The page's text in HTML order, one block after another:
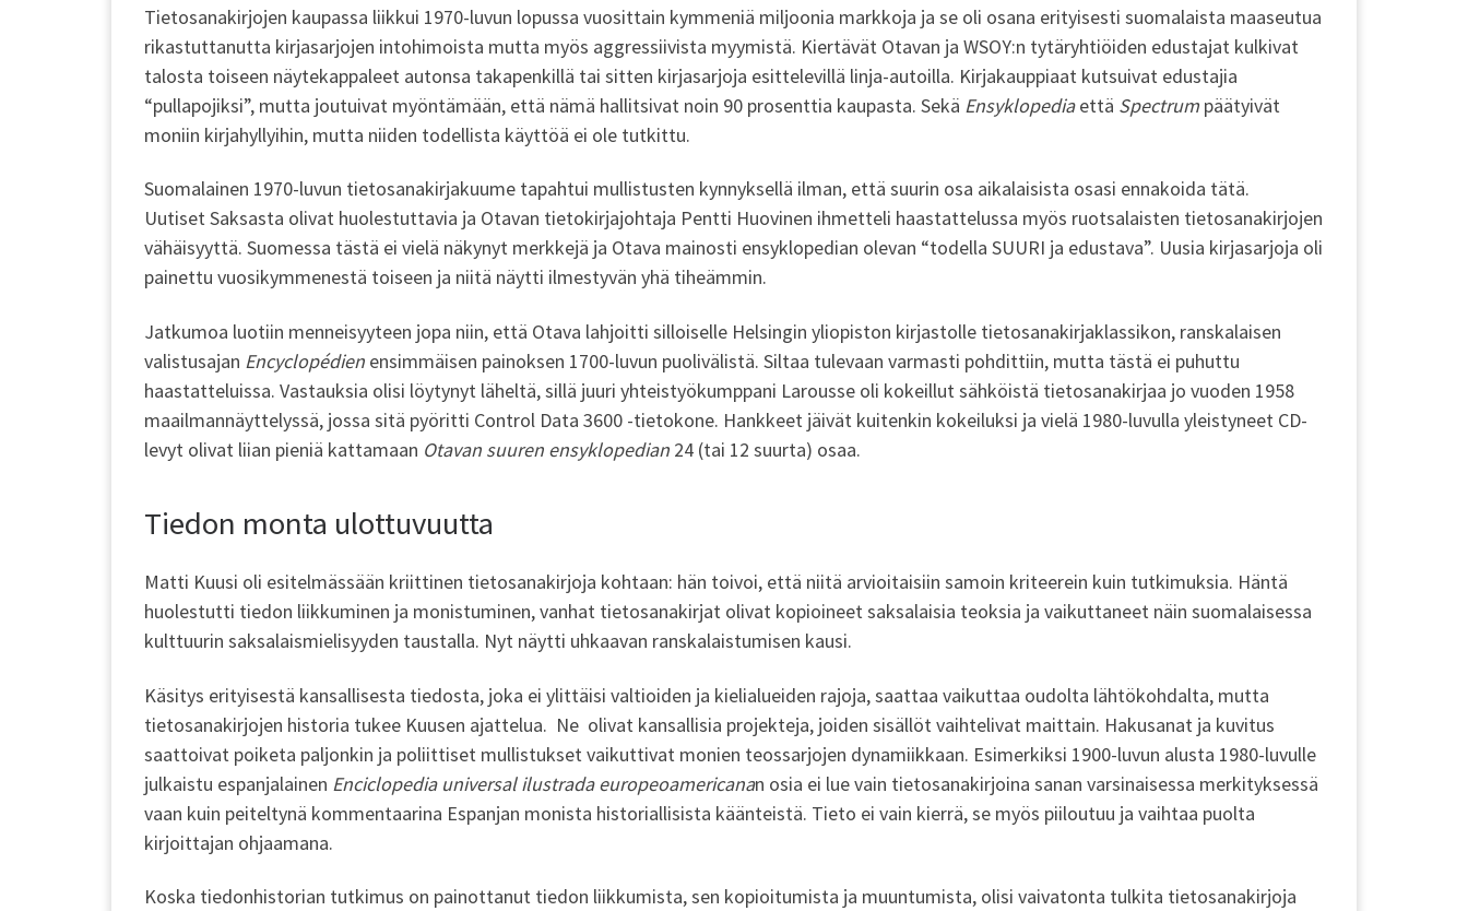
Tietosanakirjojen kaupassa liikkui 1970-luvun lopussa vuosittain kymmeniä miljoonia markkoja ja se oli osana erityisesti suomalaista maaseutua
rikastuttanutta kirjasarjojen intohimoista mutta myös aggressiivista myymistä. Kiertävät Otavan ja WSOY:n tytäryhtiöiden edustajat kulkivat
talosta toiseen näytekappaleet autonsa takapenkillä tai sitten kirjasarjoja esittelevillä linja-autoilla. Kirjakauppiaat kutsuivat edustajia
“pullapojiksi”, mutta joutuivat myöntämään, että nämä hallitsivat noin 90 prosenttia kaupasta. Sekä Ensyklopediaettä Spectrum päätyivät
moniin kirjahyllyihin, mutta niiden todellista käyttöä ei ole tutkittu.
Suomalainen 1970-luvun tietosanakirjakuume tapahtui mullistusten kynnyksellä ilman, että suurin osa aikalaisista osasi ennakoida tätä.
Uutiset Saksasta olivat huolestuttavia ja Otavan tietokirjajohtaja Pentti Huovinen ihmetteli haastattelussa myös ruotsalaisten tietosanakirjojen
vähäisyyttä. Suomessa tästä ei vielä näkynyt merkkejä ja Otava mainosti ensyklopedian olevan “todella SUURI ja edustava”. Uusia kirjasarjoja oli
painettu vuosikymmenestä toiseen ja niitä näytti ilmestyvän yhä tiheämmin.
Jatkumoa luotiin menneisyyteen jopa niin, että Otava lahjoitti silloiselle Helsingin yliopiston kirjastolle tietosanakirjaklassikon, ranskalaisen
valistusajan Encyclopédien ensimmäisen painoksen 1700-luvun puolivälistä. Siltaa tulevaan varmasti pohdittiin, mutta tästä ei puhuttu
haastatteluissa. Vastauksia olisi löytynyt läheltä, sillä juuri yhteistyökumppani Larousse oli kokeillut sähköistä tietosanakirjaa jo vuoden 1958
maailmannäyttelyssä, jossa sitä pyöritti Control Data 3600 -tietokone. Hankkeet jäivät kuitenkin kokeiluksi ja vielä 1980-luvulla yleistyneet CD-
levyt olivat liian pieniä kattamaan Otavan suuren ensyklopedian 24 (tai 12 suurta) osaa.
Tiedon monta ulottuvuutta
Matti Kuusi oli esitelmässään kriittinen tietosanakirjoja kohtaan: hän toivoi, että niitä arvioitaisiin samoin kriteerein kuin tutkimuksia. Häntä
huolestutti tiedon liikkuminen ja monistuminen, vanhat tietosanakirjat olivat kopioineet saksalaisia teoksia ja vaikuttaneet näin suomalaisessa
kulttuurin saksalaismielisyyden taustalla. Nyt näytti uhkaavan ranskalaistumisen kausi.
Käsitys erityisestä kansallisesta tiedosta, joka ei ylittäisi valtioiden ja kielialueiden rajoja, saattaa vaikuttaa oudolta lähtökohdalta, mutta
tietosanakirjojen historia tukee Kuusen ajattelua. Ne olivat kansallisia projekteja, joiden sisällöt vaihtelivat maittain. Hakusanat ja kuvitus
saattoivat poiketa paljonkin ja poliittiset mullistukset vaikuttivat monien teossarjojen dynamiikkaan. Esimerkiksi 1900-luvun alusta 1980-luvulle
julkaistu espanjalainen Enciclopedia universal ilustrada europeoamericanan osia ei lue vain tietosanakirjoina sanan varsinaisessa merkityksessä
vaan kuin peiteltynä kommentaarina Espanjan monista historiallisista käänteistä. Tieto ei vain kierrä, se myös piiloutuu ja vaihtaa puolta
kirjoittajan ohjaamana.
Koska tiedonhistorian tutkimus on painottanut tiedon liikkumista, sen kopioitumista ja muuntumista, olisi vaivatonta tulkita tietosanakirjoja